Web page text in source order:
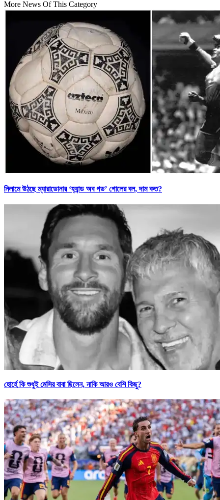
More News Of This Category
নিলামে উঠছে ম্যারাডোনার ‘হ্যান্ড অব গড’ গোলের বল, দাম কত?
হোর্হে কি শুধুই মেসির বাবা ছিলেন, নাকি আরও বেশি কিছু?